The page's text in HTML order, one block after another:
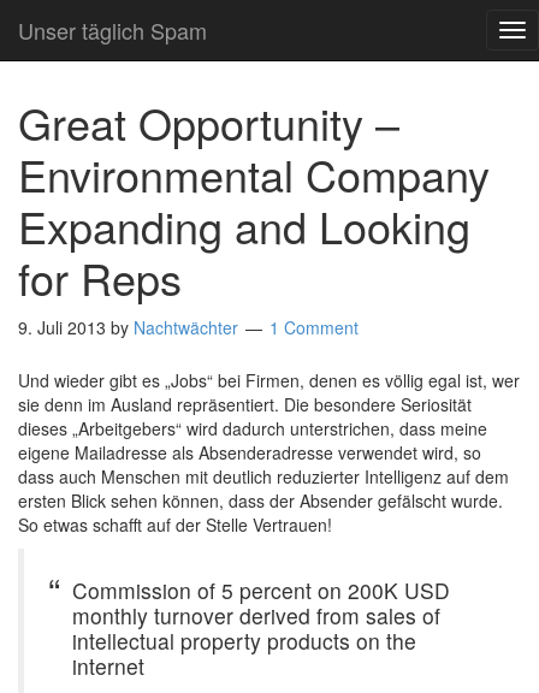
Unser täglich Spam
Great Opportunity –
Environmental Company
Expanding and Looking
for Reps
9. Juli 2013 by Nachtwächter 1 Comment
Und wieder gibt es „Jobs“ bei Firmen, denen es völlig egal ist, wer
sie denn im Ausland repräsentiert. Die besondere Seriosität
dieses „Arbeitgebers“ wird dadurch unterstrichen, dass meine
eigene Mailadresse als Absenderadresse verwendet wird, so
dass auch Menschen mit deutlich reduzierter Intelligenz auf dem
ersten Blick sehen können, dass der Absender gefälscht wurde.
So etwas schafft auf der Stelle Vertrauen!
Commission of 5 percent on 200K USD
monthly turnover derived from sales of
intellectual property products on the
internet